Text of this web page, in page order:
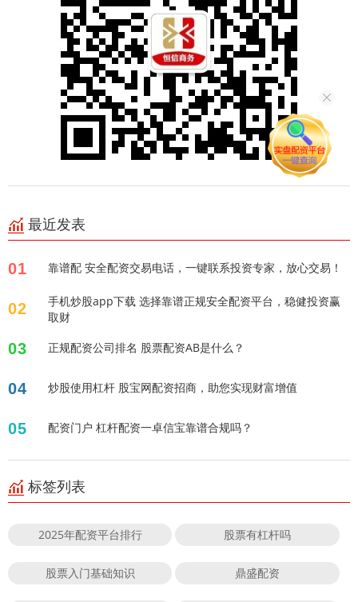
最近发表
01 靠谱配 安全配资交易电话，一键联系投资专家，放心交易！
02
手机炒股app下载 选择靠谱正规安全配资平台，稳健投资赢
取财
03 正规配资公司排名 股票配资AB是什么？
04 炒股使用杠杆 股宝网配资招商，助您实现财富增值
05 配资门户 杠杆配资一卓信宝靠谱合规吗？
标签列表
2025年配资平台排行 股票有杠杆吗
股票入门基础知识 鼎盛配资